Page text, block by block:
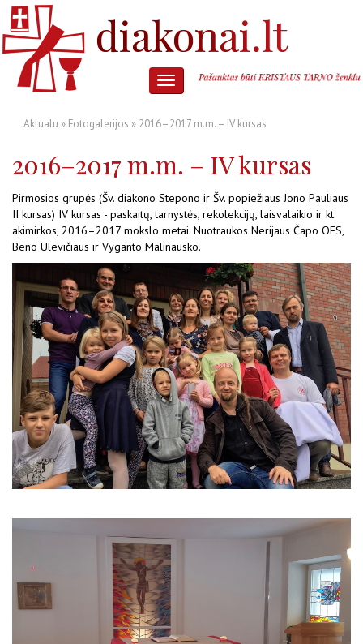
Aktualu » Fotogalerijos » 2016–2017 m.m. – IV kursas
2016–2017 m.m. – IV kursas
Pirmosios grupės (Šv. diakono Stepono ir Šv. popiežiaus Jono Pauliaus
II kursas) IV kursas - paskaitų, tarnystės, rekolekcijų, laisvalaikio ir kt.
akimirkos, 2016–2017 mokslo metai. Nuotraukos Nerijaus Čapo OFS,
Beno Ulevičiaus ir Vyganto Malinausko.